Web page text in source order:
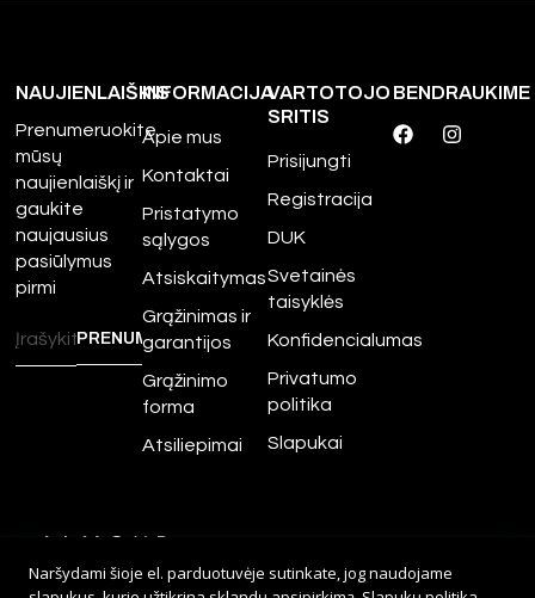
NAUJIENLAIŠKIS
Prenumeruokite
mūsų
naujienlaiškį ir
gaukite
naujausius
pasiūlymus
pirmi
INFORMACIJA
Apie mus
Kontaktai
Pristatymo
sąlygos
Atsiskaitymas
Grąžinimas ir
garantijos
Grąžinimo
forma
Atsiliepimai
VARTOTOJO
SRITIS
Prisijungti
Registracija
DUK
Svetainės
taisyklės
Konfidencialumas
Privatumo
politika
Slapukai
BENDRAUKIME
teisės saugomos.
Naršydami šioje el. parduotuvėje sutinkate, jog naudojame